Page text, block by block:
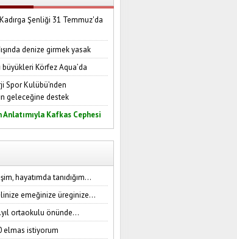
Şenliği 31 Temmuz'da
denize girmek yasak
Körfez Aqua’da
Spor Kulübü’nden
geleceğine destek
Anlatımıyla Kafkas Cephesi
hayatımda tanıdığım...
emeğinize üreginize...
ortaokulu önünde...
elmas istiyorum